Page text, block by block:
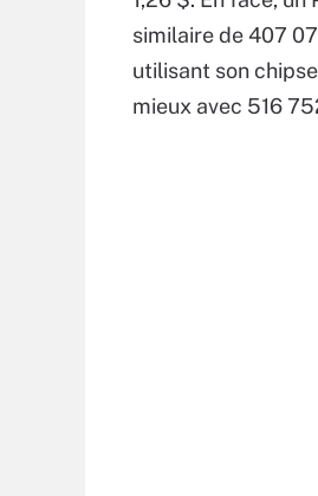
similaire de 407
utilisant son
mieux avec 516